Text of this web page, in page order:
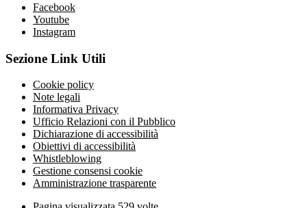
Facebook
Youtube
Instagram
Sezione Link Utili
Cookie policy
Note legali
Informativa Privacy
Ufficio Relazioni con il Pubblico
Dichiarazione di accessibilità
Obiettivi di accessibilità
Whistleblowing
Gestione consensi cookie
Amministrazione trasparente